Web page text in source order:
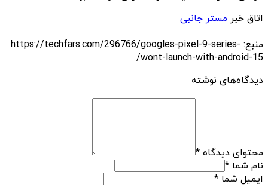
اتاق خبر مستر جانبی
منبع: https://techfars.com/296766/googles-pixel-9-series-
wont-launch-with-android-15/
دیدگاه‌های نوشته
محتوای دیدگاه *
نام شما *
ایمیل شما *